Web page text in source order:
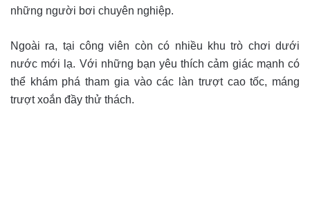
những người bơi chuyên nghiệp.
Ngoài ra, tại công viên còn có nhiều khu trò chơi dưới
nước mới lạ. Với những bạn yêu thích cảm giác mạnh có
thể khám phá tham gia vào các làn trượt cao tốc, máng
trượt xoắn đầy thử thách.